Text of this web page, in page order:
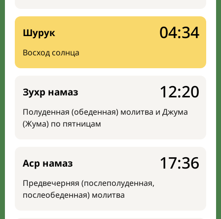
Шурук
Восход солнца
04:34
Зухр намаз
Полуденная (обеденная) молитва и Джума
(Жума) по пятницам
12:20
Аср намаз
Предвечерняя (послеполуденная,
послеобеденная) молитва
17:36